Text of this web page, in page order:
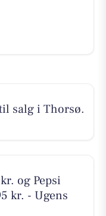
salg i Thorsø.
og Pepsi
kr. - Ugens